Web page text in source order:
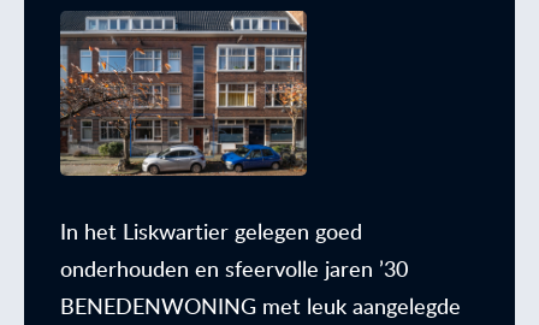
In het Liskwartier gelegen goed
onderhouden en sfeervolle jaren ’30
BENEDENWONING met leuk aangelegde